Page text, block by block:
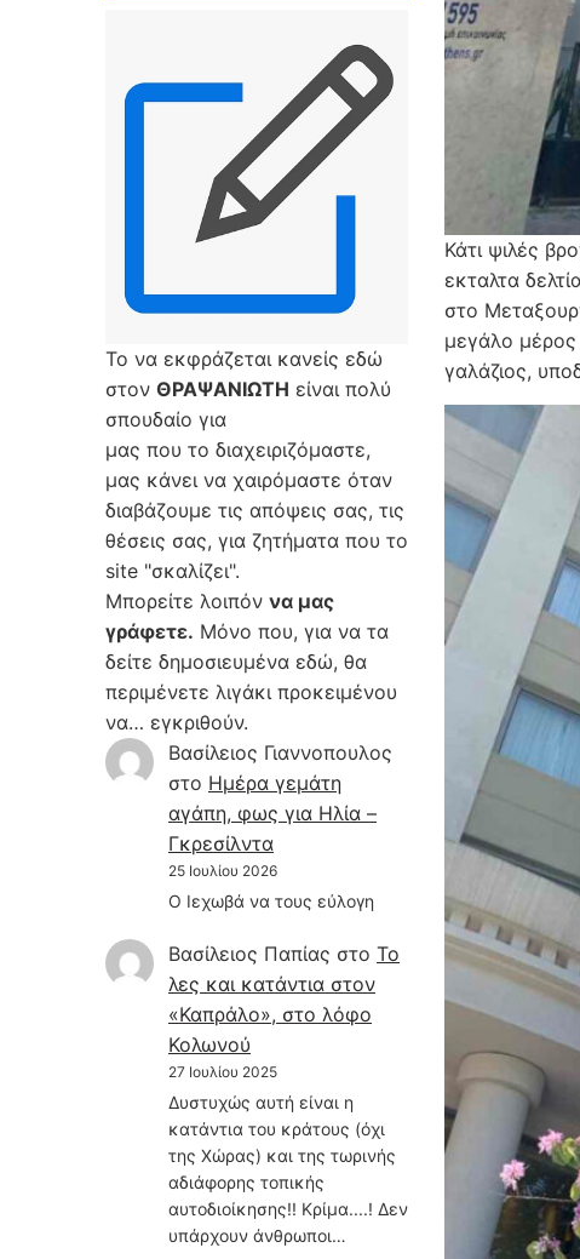
Το να εκφράζεται κανείς εδώ
στον ΘΡΑΨΑΝΙΩΤΗ είναι πολύ
σπουδαίο για
μας που το διαχειριζόμαστε,
μας κάνει να χαιρόμαστε όταν
διαβάζουμε τις απόψεις σας, τις
θέσεις σας, για ζητήματα που το
site "σκαλίζει".
Μπορείτε λοιπόν να μας
γράφετε. Μόνο που, για να τα
δείτε δημοσιευμένα εδώ, θα
περιμένετε λιγάκι προκειμένου
να… εγκριθούν.
Βασίλειος Γιαννοπουλος
στο Hμέρα γεμάτη
αγάπη, φως για Ηλία –
Γκρεσίλντα
25 Ιουλίου 2026
Ο Ιεχωβά να τους εύλογη
Βασίλειος Παπίας στο Το
λες και κατάντια στον
«Καπράλο», στο λόφο
Κολωνού
27 Ιουλίου 2025
Δυστυχώς αυτή είναι η
κατάντια του κράτους (όχι
της Χώρας) και της τωρινής
αδιάφορης τοπικής
αυτοδιοίκησης!! Κρίμα....! Δεν
υπάρχουν άνθρωποι…
Κάτι ψιλές
εκταλτα
στο
μεγάλο μέρος
γαλάζιος,